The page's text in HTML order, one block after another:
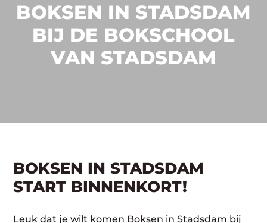
BOKSEN IN STADSDAM
BIJ DE BOKSCHOOL
VAN STADSDAM
BOKSEN IN STADSDAM
START BINNENKORT!
Leuk dat je wilt komen Boksen in Stadsdam bij